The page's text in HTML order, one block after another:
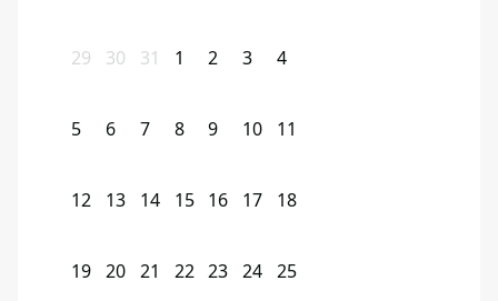
29 30 31 1 2 3 4
5 6 7 8 9 10 11
12 13 14 15 16 17 18
19 20 21 22 23 24 25